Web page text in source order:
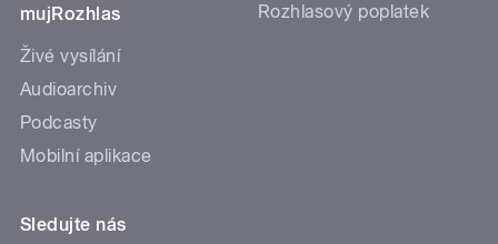
mujRozhlas
Živé vysílání
Audioarchiv
Podcasty
Mobilní aplikace
Rozhlasový poplatek
Sledujte nás